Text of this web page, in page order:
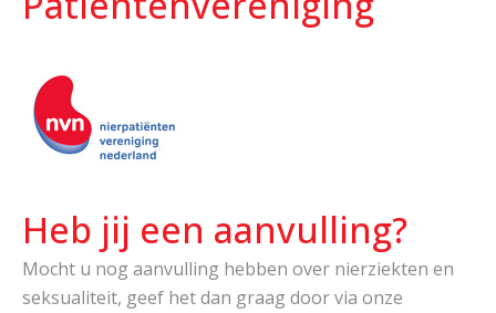
Heb jij een aanvulling?
Mocht u nog aanvulling hebben over nierziekten en
seksualiteit, geef het dan graag door via onze